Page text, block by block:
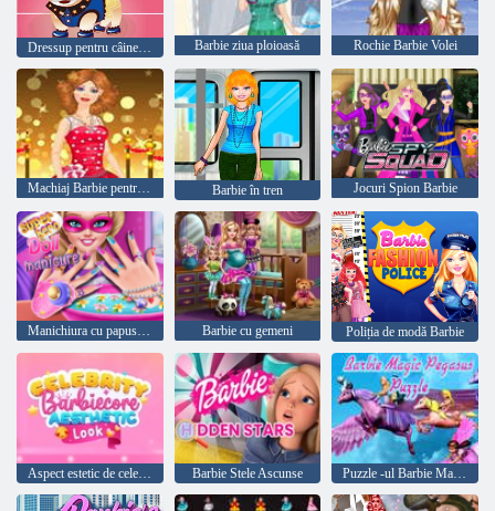
Barbie ziua ploioasă Rochie Barbie Volei
Machiaj Barbie pentru petrecere Barbie în tren Jocuri Spion Barbie
Manichiura cu papusa Superhero Barbie cu gemeni Poliția de modă Barbie
Aspect estetic de celebritate Barbiecore Barbie Stele Ascunse Puzzle -ul Barbie Magic Pegasus